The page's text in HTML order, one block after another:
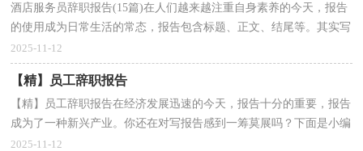
酒店服务员辞职报告(15篇)在人们越来越注重自身素养的今天，报告
的使用成为日常生活的常态，报告包含标题、正文、结尾等。其实写
报告并没有想象中那么难，以下是小编整理的酒店服...
2025-11-12
【精】员工辞职报告
【精】员工辞职报告在经济发展迅速的今天，报告十分的重要，报告
成为了一种新兴产业。你还在对写报告感到一筹莫展吗？下面是小编
收集整理的员工辞职报告，欢迎大家分享。员工辞职报...
2025-11-12